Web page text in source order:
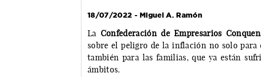
18/07/2022 - Miguel A. Ramón
La Confederación de Empresarios
sobre el peligro de la inflación no solo
también para las familias, que ya están
ámbitos.